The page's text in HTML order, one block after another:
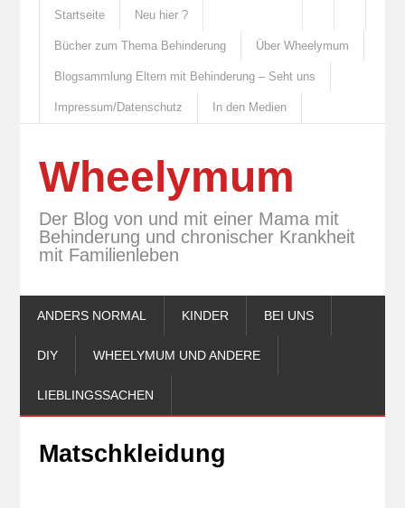
Startseite Neu hier ?
Bücher zum Thema Behinderung Über Wheelymum
Blogsammlung Eltern mit Behinderung – Seht uns
Impressum/Datenschutz In den Medien
Wheelymum
Der Blog von und mit einer Mama mit
Behinderung und chronischer Krankheit
mit Familienleben
ANDERS NORMAL KINDER BEI UNS
DIY WHEELYMUM UND ANDERE
LIEBLINGSSACHEN
Matschkleidung